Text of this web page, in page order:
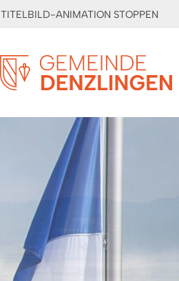
TITELBILD-ANIMATION STOPPEN